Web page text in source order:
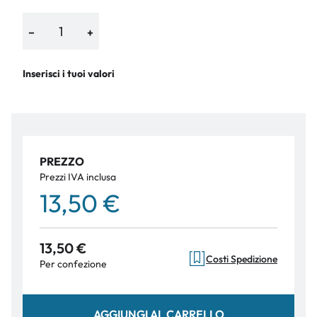
− +
Inserisci i tuoi valori
PREZZO
Prezzi IVA inclusa
13,50 €
13,50 €
Per confezione Costi Spedizione
AGGIUNGI AL CARRELLO